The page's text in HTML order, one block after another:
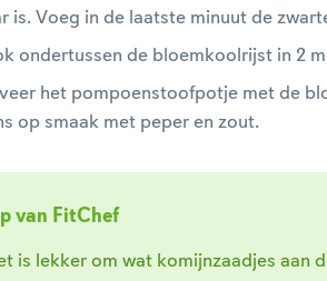
is. Voeg in de laatste minuut de
ondertussen de bloemkoolrijst in 2
het pompoenstoofpotje met de
op smaak met peper en zout.
van FitChef
is lekker om wat komijnzaadjes aan